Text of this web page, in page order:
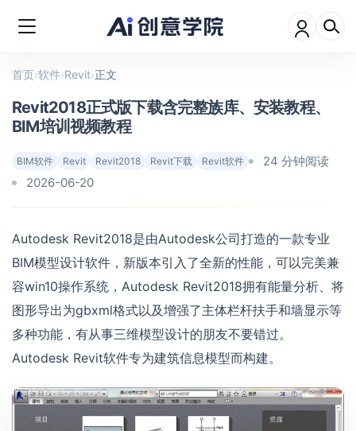
首页›软件›Revit›正文
Revit2018正式版下载含完整族库、安装教程、
BIM培训视频教程
BIM软件 Revit Revit2018 Revit下载 Revit软件
24 分钟阅读
2026-06-20
Autodesk Revit2018是由Autodesk公司打造的一款专业
BIM模型设计软件，新版本引入了全新的性能，可以完美兼
容win10操作系统，Autodesk Revit2018拥有能量分析、将
图形导出为gbxml格式以及增强了主体栏杆扶手和墙显示等
多种功能，有从事三维模型设计的朋友不要错过。
Autodesk Revit软件专为建筑信息模型而构建。